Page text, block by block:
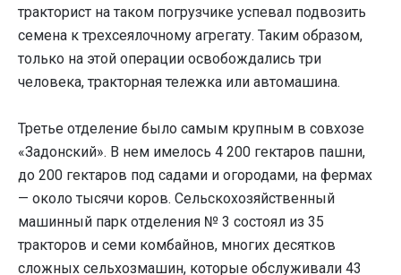
тракторист на таком погрузчике успевал подвозить
семена к трехсеялочному агрегату. Таким образом,
только на этой операции освобождались три
человека, тракторная тележка или автомашина.
Третье отделение было самым крупным в совхозе
«Задонский». В нем имелось 4 200 гектаров пашни,
до 200 гектаров под садами и огородами, на фермах
— около тысячи коров. Сельскохозяйственный
машинный парк отделения № 3 состоял из 35
тракторов и семи комбайнов, многих десятков
сложных сельхозмашин, которые обслуживали 43